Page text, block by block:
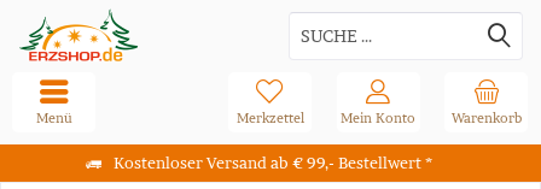
Kostenloser Versand ab € 99,- Bestellwert *
Warenkorb
Merkzettel Mein Konto
Menü